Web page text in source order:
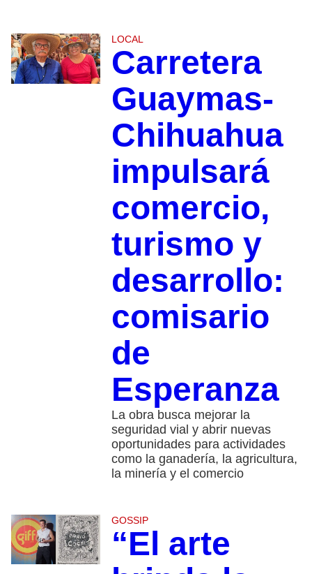
LOCAL
Carretera
Guaymas-
Chihuahua
impulsará
comercio,
turismo y
desarrollo:
comisario
de
Esperanza
La obra busca mejorar la
seguridad vial y abrir nuevas
oportunidades para actividades
como la ganadería, la agricultura,
la minería y el comercio
GOSSIP
“El arte